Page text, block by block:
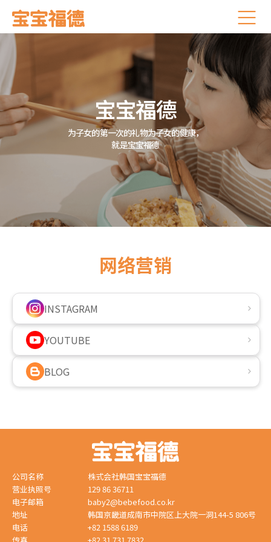
宝宝福德
为子女的第一次的礼物为子女的健康，
就是宝宝福德
网络营销
INSTAGRAM
YOUTUBE
BLOG
公司名称
株式会社韩国宝宝福德
营业执照号
129 86 36711
电子邮箱
baby2@bebefood.co.kr
地址
韩国京畿道成南市中院区上大院一洞144-5 806号
电话
+82 1588 6189